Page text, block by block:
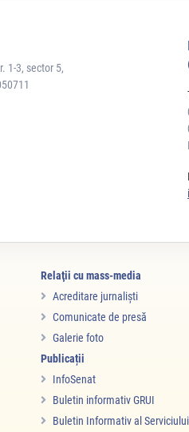
1-3, sector 5,
Relaţii cu mass-media
Acreditare jurnalişti
Comunicate de presă
Galerie foto
Publicații
InfoSenat
Buletin informativ GRUI
Buletin Informativ al